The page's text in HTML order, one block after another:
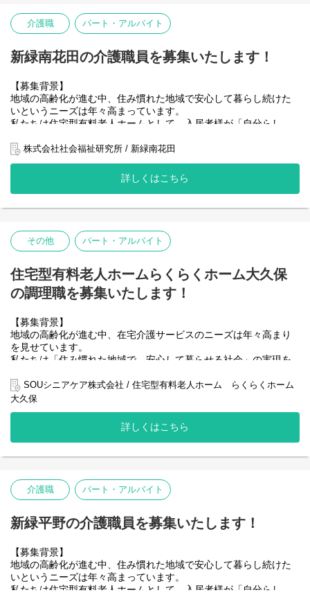
・利用者様の状態観察と介護記録の作成
・ケアプランに基づいたサービス提供
・ケアマネジャーなど関係機関との連携
また、スタッフが安心して働ける職場づくりにも力を入れてお
り、長く活躍できる環境整備を進めています。
し、熱意あるあなたのご応募をお待ちしています。
住宅型有料老人ホームにおける生活支援を中心とした介護業務全
般を担当していただきます。
・食事の配膳・下膳、見守り
・居室や共用部の環境整備
・レクリエーションの企画・実施
・外部サービス（訪問介護・訪問看護・医療機関等）との連携
とが求められます。
将来的にはリーダー業務にも挑戦できる環境です。
【具体的な仕事内容】
・入居者様の日常生活の支援（食事、入浴、排泄などの介助）
・食事の配膳・下膳、服薬の声かけ
・入居者様とのコミュニケーション、相談対応
・ケア記録の作成・管理
・夜勤を含むシフト勤務
・居室・共用部の清掃、整理整頓
・緊急時の初期対応・見守り業務
介護職 パート・アルバイト
新緑南花田の介護職員を募集いたします！
【募集背景】
地域の高齢化が進む中、住み慣れた地域で安心して暮らし続けた
いというニーズは年々高まっています。
私たちは住宅型有料老人ホームとして、入居者様が「自分らし
としたサービスを提供しています。
近年、入居相談やお問い合わせが増加しており、より丁寧な見守
りと生活サポートが求められています。
入居者様の尊厳を大切にし、心穏やかに過ごせる環境づくりを一
緒に支えていただける仲間を募集しています。
また、スタッフが安心して働ける職場づくりにも力を入れてお
り、長く活躍できる環境整備を進めています。
し、熱意あるあなたのご応募をお待ちしています。
【役割】
般を担当していただきます。
・食事の配膳・下膳、見守り
・入浴や排泄などの生活介助
・レクリエーションの企画・実施
・ケア記録の作成・管理
・外部サービス（訪問介護・訪問看護・医療機関等）との連携
・入居者様・ご家族とのコミュニケーション
チームで協力しながら、入居者様の安心・安全な生活を支えるこ
【具体的な仕事内容】
・入居者様の日常生活の支援（食事、入浴、排泄などの介助）
・食事の配膳・下膳、服薬の声かけ
・レクリエーションやイベントの企画・実施
・ケア記録の作成・管理
・夜勤を含むシフト勤務
・居室・共用部の清掃、整理整頓
・外部サービス事業者・医療機関との連携
株式会社社会福祉研究所 / 新緑南花田
詳しくはこちら
その他 パート・アルバイト
住宅型有料老人ホームらくらくホーム大久保
の調理職を募集いたします！
【募集背景】
地域の高齢化が進む中、在宅介護サービスのニーズは年々高まり
を見せています。
私たちは「住み慣れた地域で、安心して暮らせる社会」の実現を
ご利用者様の増加に対応し、よりきめ細やかなサービス体制を整
このたび、調理スタッフを増員募集いたします！
SOUシニアケア株式会社 / 住宅型有料老人ホーム らくらくホーム
大久保
詳しくはこちら
介護職 パート・アルバイト
新緑平野の介護職員を募集いたします！
【募集背景】
地域の高齢化が進む中、住み慣れた地域で安心して暮らし続けた
いというニーズは年々高まっています。
私たちは住宅型有料老人ホームとして、入居者様が「自分らし